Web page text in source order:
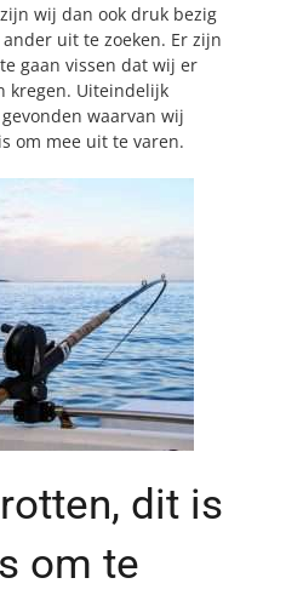
wij dan ook druk bezig
uit te zoeken. Er zijn
gaan vissen dat wij er
kregen. Uiteindelijk
waarvan wij
om mee uit te varen.
dit is
om te